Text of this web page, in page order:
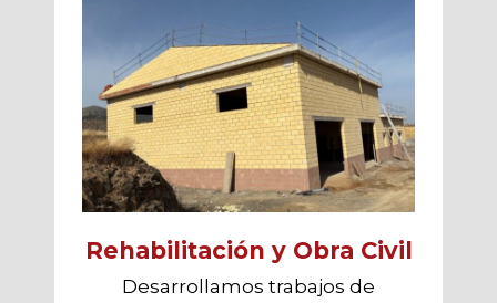
Rehabilitación y Obra Civil
Desarrollamos trabajos de